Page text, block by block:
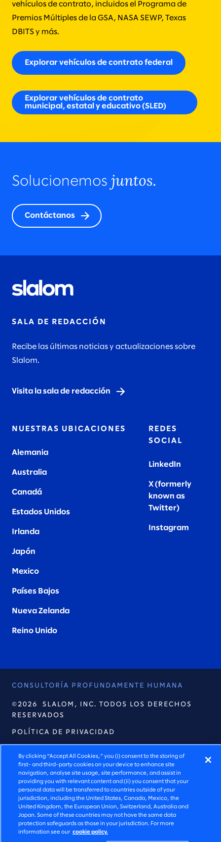
vehículos de contrato, incluidos el Programa de
Premios Múltiples de la GSA, NASA SEWP, Texas
DBITS y más.
Explorar vehículos de contrato federal
Explorar vehículos de contrato
municipal, estatal y educativo (SLED)
Solucionemos juntos.
Contáctanos
SALA DE REDACCIÓN
Recibe las últimas noticias y actualizaciones sobre
Slalom.
Visita la sala de redacción
NUESTRAS UBICACIONES
Alemania
Australia
Canadá
Estados Unidos
Irlanda
Japón
Mexico
Países Bajos
Nueva Zelanda
Reino Unido
REDES
SOCIAL
LinkedIn
X (formerly
known as
Twitter)
Instagram
CONSULTORÍA PROFUNDAMENTE HUMANA
©2026 SLALOM, INC. TODOS LOS DERECHOS
RESERVADOS
POLÍTICA DE PRIVACIDAD
CONFIGURACIÓN DE COOKIES
DECLARACIÓN DE ACCESIBILIDAD
By clicking “Accept All Cookies,” you (i) consent to the storing of
first- and third-party cookies on your device to enhance site
navigation, analyse site usage, site performance, and assist in
providing you with relevant content and (ii) you consent that your
personal data will be transferred to countries outside of your
jurisdiction, including the United States, Canada, Mexico, the
United Kingdom, the European Union, Switzerland, Australia and
Japan. Some of these countries may not have the same data
protection safeguards as those in your jurisdiction. For more
information see our cookie policy.